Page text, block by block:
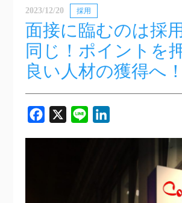
2023/12/20 採用
面接に臨むのは採
同じ！ポイントを
良い人材の獲得へ！
Facebook
X Line